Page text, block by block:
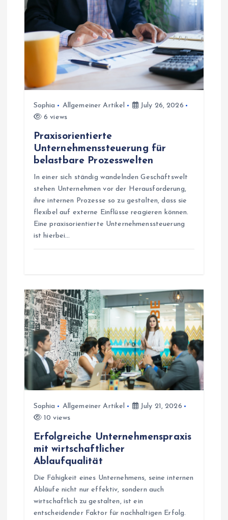
g
a
Sophia Allgemeiner Artikel
July 26, 2026
6 views
Praxisorientierte
Unternehmenssteuerung für
belastbare Prozesswelten
In einer sich ständig wandelnden Geschäftswelt
stehen Unternehmen vor der Herausforderung,
ihre internen Prozesse so zu gestalten, dass sie
flexibel auf externe Einflüsse reagieren können.
Eine praxisorientierte Unternehmenssteuerung
ist hierbei…
Sophia Allgemeiner Artikel
July 21, 2026
10 views
Erfolgreiche Unternehmenspraxis
mit wirtschaftlicher
Ablaufqualität
Die Fähigkeit eines Unternehmens, seine internen
Abläufe nicht nur effektiv, sondern auch
wirtschaftlich zu gestalten, ist ein
entscheidender Faktor für nachhaltigen Erfolg.